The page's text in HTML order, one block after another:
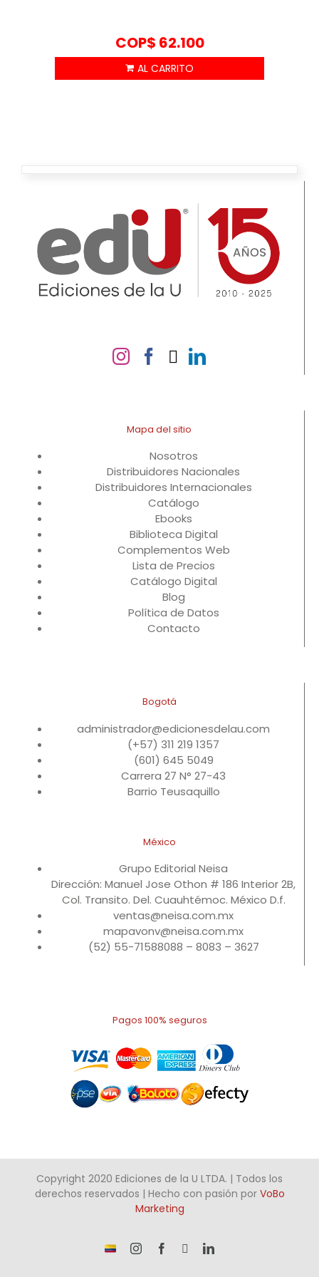
COP$ 62.100
Mapa del sitio
Nosotros
Distribuidores Nacionales
Distribuidores Internacionales
Catálogo
Ebooks
Biblioteca Digital
Complementos Web
Lista de Precios
Catálogo Digital
Blog
Política de Datos
Contacto
Bogotá
administrador@edicionesdelau.com
(+57) 311 219 1357
(601) 645 5049
Carrera 27 N° 27-43
Barrio Teusaquillo
México
Grupo Editorial Neisa
Dirección: Manuel Jose Othon # 186 Interior 2B,
Col. Transito. Del. Cuauhtémoc. México D.f.
ventas@neisa.com.mx
mapavonv@neisa.com.mx
(52) 55-71588088 – 8083 – 3627
Pagos 100% seguros
Copyright 2020 Ediciones de la U LTDA. | Todos los
derechos reservados | Hecho con pasión por VoBo
Marketing
¡Somos InstagramFacebook LinkedIn